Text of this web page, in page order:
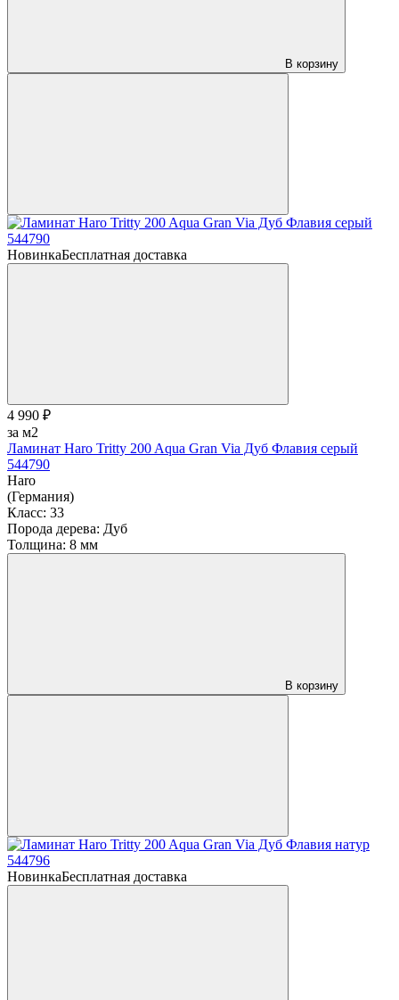
В корзину
НовинкаБесплатная доставка
4 990 ₽
за м2
Ламинат Haro Tritty 200 Aqua Gran Via Дуб Флавия серый
544790
Haro
(Германия)
Класс: 33
Порода дерева: Дуб
Толщина: 8 мм
В корзину
НовинкаБесплатная доставка